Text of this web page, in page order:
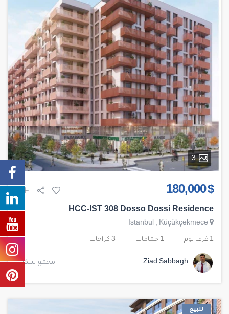
3
$ 180,000
HCC-IST 308 Dosso Dossi Residence
Istanbul , Küçükçekmece
1 غرف نوم 1 حمامات 3 كراجات
Ziad Sabbagh مجمع سكني
للبيع